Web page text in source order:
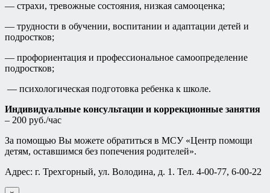
— страхи, тревожные состояния, низкая самооценка;
— трудности в обучении, воспитании и адаптации детей и
подростков;
— профориентация и профессиональное самоопределение
подростков;
— психологическая подготовка ребенка к школе.
Индивидуальные консультации и коррекционные занятия
– 200 руб./час
За помощью Вы можете обратиться в МСУ «Центр помощи
детям, оставшимся без попечения родителей».
Адрес: г. Трехгорный, ул. Володина, д. 1. Тел. 4-00-77, 6-00-22